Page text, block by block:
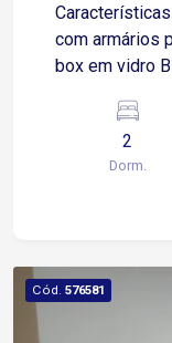
Características do imóvel:
com armários
box em vidro
oferece
quadra
gourmet com
Raposo
próximo a
2
Dorm.
Cód. 576581